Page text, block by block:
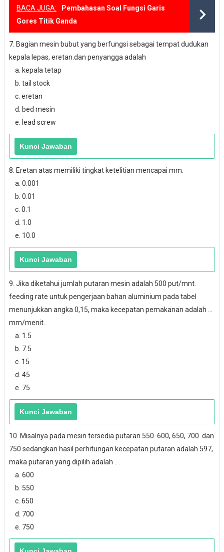
BACA JUGA:
Pembahasan Soal Fungsi Garis
Gores Titik Ganda
7. Bagian mesin bubut yang berfungsi sebagai tempat dudukan
kepala lepas, eretan.dan penyangga adalah
a. kepala tetap
b. tail stock
c. eretan
d. bed mesin
e. lead screw
8. Eretan atas memiliki tingkat ketelitian mencapai mm.
a. 0.001
b. 0.01
c. 0.1
d. 1.0
e. 10.0
9. Jika diketahui jumlah putaran mesin adalah 500 put/mnt.
feeding rate untuk pengerjaan bahan aluminium pada tabel
menunjukkan angka 0,15, maka kecepatan pemakanan adalah ...
mm/menit.
a. 1.5
b. 7.5
c. 15
d. 45
e. 75
10. Misalnya pada mesin tersedia putaran 550. 600, 650, 700. dan
750 sedangkan hasil perhitungan kecepatan putaran adalah 597,
maka putaran yang dipilih adalah .. .
a. 600
b. 550
c. 650
d. 700
e. 750